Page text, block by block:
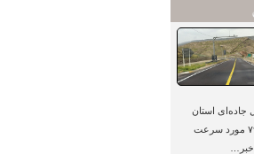
جاده‌ای استان
بوشهر از ثبت ۵۶۶ هزار و ۷۹۸ مورد سرعت